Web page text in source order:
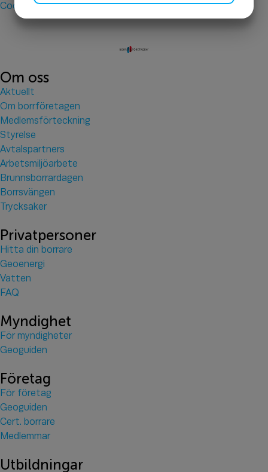
Cookie-inställningar
Om oss
Aktuellt
Om borrföretagen
Medlemsförteckning
Styrelse
Avtalspartners
Arbetsmiljöarbete
Brunnsborrardagen
Borrsvängen
Trycksaker
Privatpersoner
Hitta din borrare
Geoenergi
Vatten
FAQ
Myndighet
För myndigheter
Geoguiden
Företag
För företag
Geoguiden
Cert. borrare
Medlemmar
Utbildningar